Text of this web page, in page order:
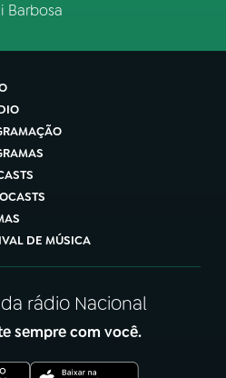
Barbosa
DE MÚSICA
rádio Nacional
sempre com você.